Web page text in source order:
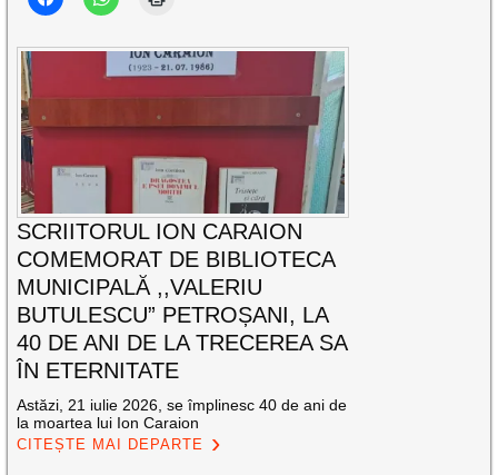
SCRIITORUL ION CARAION
COMEMORAT DE BIBLIOTECA
MUNICIPALĂ ,,VALERIU
BUTULESCU” PETROȘANI, LA
40 DE ANI DE LA TRECEREA SA
ÎN ETERNITATE
Astăzi, 21 iulie 2026, se împlinesc 40 de ani de
la moartea lui Ion Caraion
CITEȘTE MAI DEPARTE